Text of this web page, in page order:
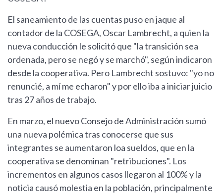
El saneamiento de las cuentas puso en jaque al
contador de la COSEGA, Oscar Lambrecht, a quien la
nueva conducción le solicitó que "la transición sea
ordenada, pero se negó y se marchó", según indicaron
desde la cooperativa. Pero Lambrecht sostuvo: "yo no
renuncié, a mí me echaron" y por ello iba a iniciar juicio
tras 27 años de trabajo.
En marzo, el nuevo Consejo de Administración sumó
una nueva polémica tras conocerse que sus
integrantes se aumentaron loa sueldos, que en la
cooperativa se denominan "retribuciones". Los
incrementos en algunos casos llegaron al 100% y la
noticia causó molestia en la población, principalmente